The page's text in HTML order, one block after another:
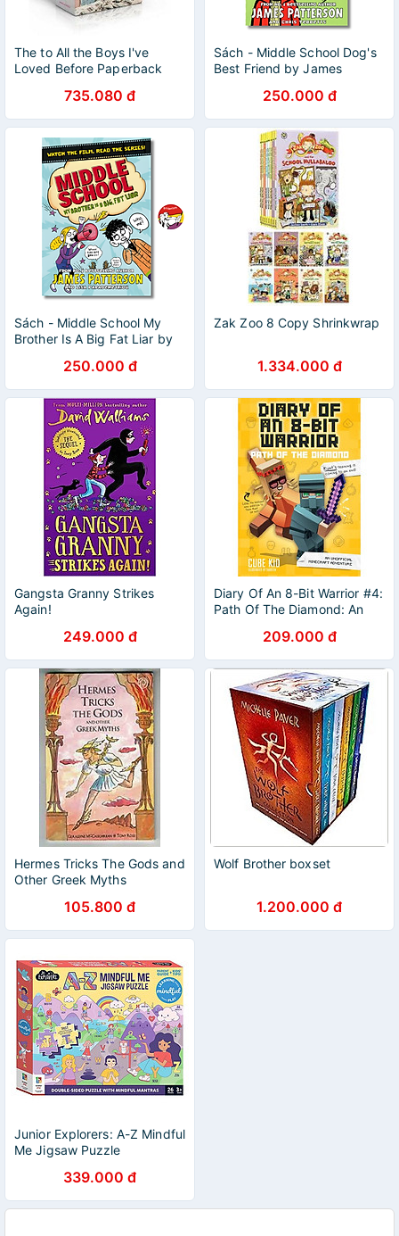
The to All the Boys I've
Loved Before Paperback
735.080 đ
Sách - Middle School Dog's
Best Friend by James
tiếng Anh250.000 đ
Sách - Middle School My
Brother Is A Big Fat Liar by
ngoại văn, sách thiếu nhi
tiếng Anh, bìa mềm
250.000 đ
Zak Zoo 8 Copy Shrinkwrap
1.334.000 đ
Gangsta Granny Strikes
Again!
249.000 đ
Diary Of An 8-Bit Warrior #4:
Path Of The Diamond: An
Adventure209.000 đ
Hermes Tricks The Gods and
Other Greek Myths
105.800 đ
Wolf Brother boxset
1.200.000 đ
Junior Explorers: A-Z Mindful
Me Jigsaw Puzzle
339.000 đ